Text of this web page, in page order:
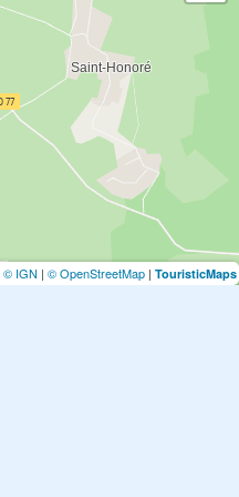
© IGN | © OpenStreetMap | TouristicMaps